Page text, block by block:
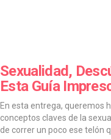
Sexualidad,
Esta Guía
En esta entrega, queremos
conceptos claves de la
de correr un poco ese telón